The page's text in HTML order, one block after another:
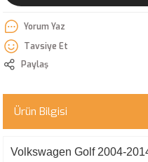
Yorum Yaz
Tavsiye Et
Paylaş
Ürün Bilgisi
Volkswagen Golf 2004-